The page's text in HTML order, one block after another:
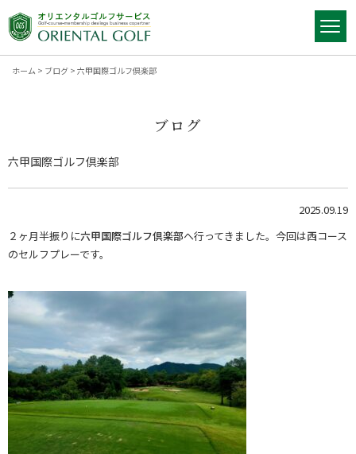
ホーム > ブログ > 六甲国際ゴルフ倶楽部
ブログ
六甲国際ゴルフ倶楽部
2025.09.19
２ヶ月半振りに六甲国際ゴルフ倶楽部へ行ってきました。今回は西コース
のセルフプレーです。